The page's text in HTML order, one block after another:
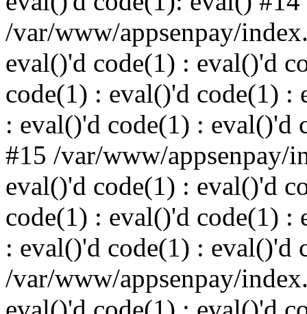
/var/www/appsenpay/
eval()'d code(1) : eval()'d
code(1) : eval()'d code(1) :
: eval()'d code(1) : eval()'d
#15 /var/www/appsenpay/
eval()'d code(1) : eval()'d
code(1) : eval()'d code(1) :
: eval()'d code(1) : eval()'d
/var/www/appsenpay/